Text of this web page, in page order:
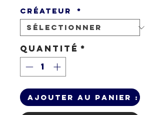
Créateur *
Quantité *
Ajouter au Panier :)